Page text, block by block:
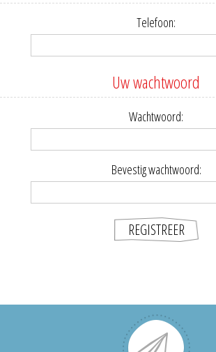
Telefoon:
Uw wachtwoord
Wachtwoord:
Bevestig wachtwoord: